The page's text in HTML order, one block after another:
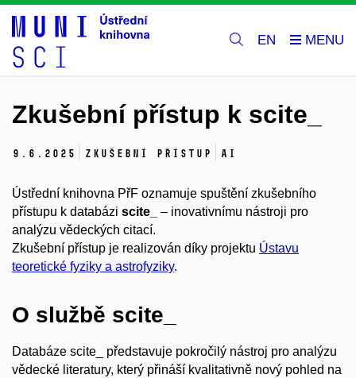
EN
Zkušební přístup k scite_
9. 6. 2025 zkušební přístup AI
Ústřední knihovna PřF oznamuje spuštění zkušebního
přístupu k databázi scite_
– inovativnímu nástroji pro
analýzu vědeckých citací.
Zkušební přístup je realizován díky projektu Ústavu
teoretické fyziky a astrofyziky.
O službě scite_
Databáze scite_ představuje pokročilý nástroj pro analýzu
vědecké literatury, který přináší kvalitativně nový pohled na